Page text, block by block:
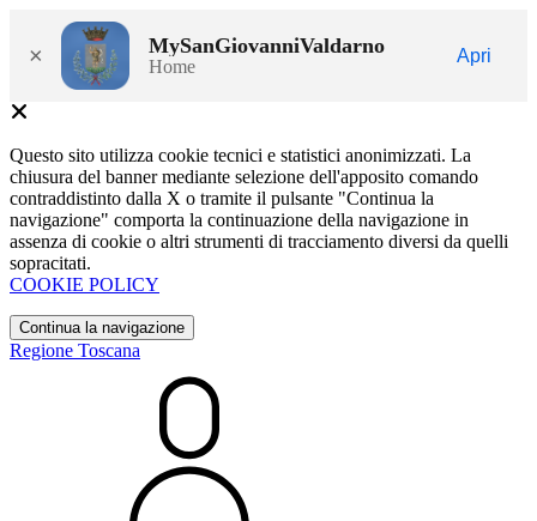
× MySanGiovanniValdarno
Home
Apri
Questo sito utilizza cookie tecnici e statistici anonimizzati. La
chiusura del banner mediante selezione dell'apposito comando
contraddistinto dalla X o tramite il pulsante "Continua la
navigazione" comporta la continuazione della navigazione in
assenza di cookie o altri strumenti di tracciamento diversi da quelli
sopracitati.
COOKIE POLICY
Continua la navigazione
Regione Toscana